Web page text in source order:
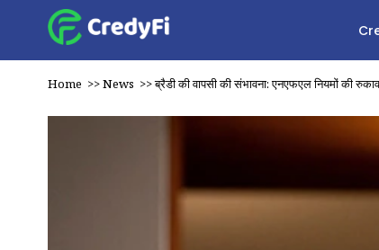
Home >>News >>ब्रैडी की वापसी की संभावना: एनएफएल नियमों की